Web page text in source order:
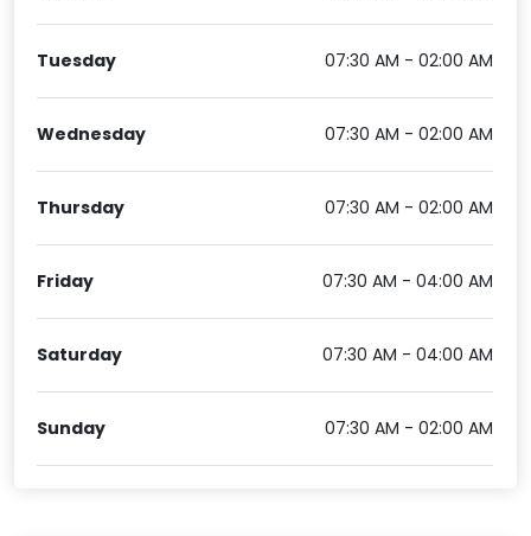
Tuesday 07:30 AM - 02:00 AM
Wednesday 07:30 AM - 02:00 AM
Thursday 07:30 AM - 02:00 AM
Friday 07:30 AM - 04:00 AM
Saturday 07:30 AM - 04:00 AM
Sunday 07:30 AM - 02:00 AM